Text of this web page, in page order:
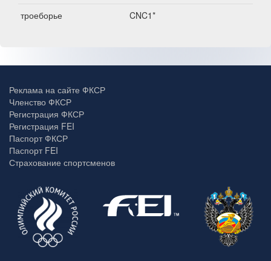
троеборье
CNC1*
Реклама на сайте ФКСР
Членство ФКСР
Регистрация ФКСР
Регистрация FEI
Паспорт ФКСР
Паспорт FEI
Страхование спортсменов